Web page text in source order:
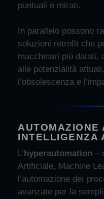
puntuali e mirati.
In parallelo possono
soluzioni retrofit che
macchinari più datati,
alle potenzialità
l’obsolescenza e l’i
AUTOMAZIONE
INTELLIGENZA
L’ hyperautomation –
Artificiale, Machine
l’automazione dei
avanzate per la